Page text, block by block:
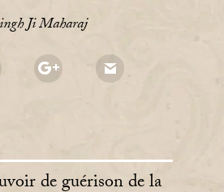
Ji Maharaj
de guérison de la